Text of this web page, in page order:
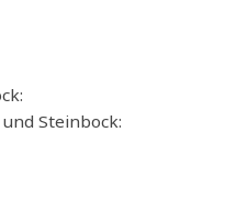
Steinbock: